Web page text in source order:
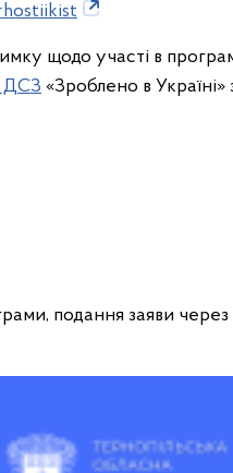
щодо участі в
ДСЗ «Зроблено в
подання заяви через